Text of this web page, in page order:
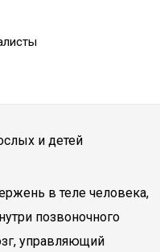
и детей
в теле человека,
позвоночного
управляющий